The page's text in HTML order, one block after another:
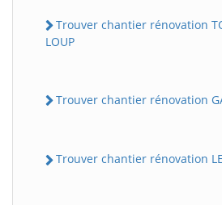
Trouver chantier rénovation
LOUP
Trouver chantier rénovation
Trouver chantier rénovation LE